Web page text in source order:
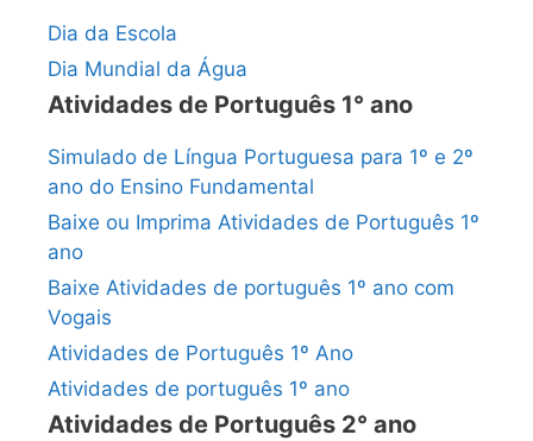
Dia da Escola
Dia Mundial da Água
Atividades de Português 1° ano
Simulado de Língua Portuguesa para 1º e 2º
ano do Ensino Fundamental
Baixe ou Imprima Atividades de Português 1º
ano
Baixe Atividades de português 1º ano com
Vogais
Atividades de Português 1º Ano
Atividades de português 1º ano
Atividades de Português 2° ano